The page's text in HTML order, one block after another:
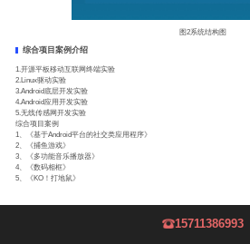
图2系统结构图
综合项目案例介绍
1.开源平板移动互联网终端实验
2.Linux驱动实验
3.Android底层开发实验
4.Android应用开发实验
5.无线传感网开发实验
综合项目案例
1、《基于Android平台的社交类应用程序》
2、《捕鱼游戏》
3、《多功能音乐播放器》
4、《数码相框》
5、《KO！打地鼠》
15711386993